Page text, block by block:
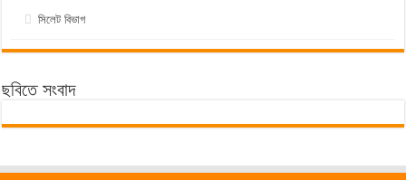
সিলেট বিভাগ
ছবিতে সংবাদ